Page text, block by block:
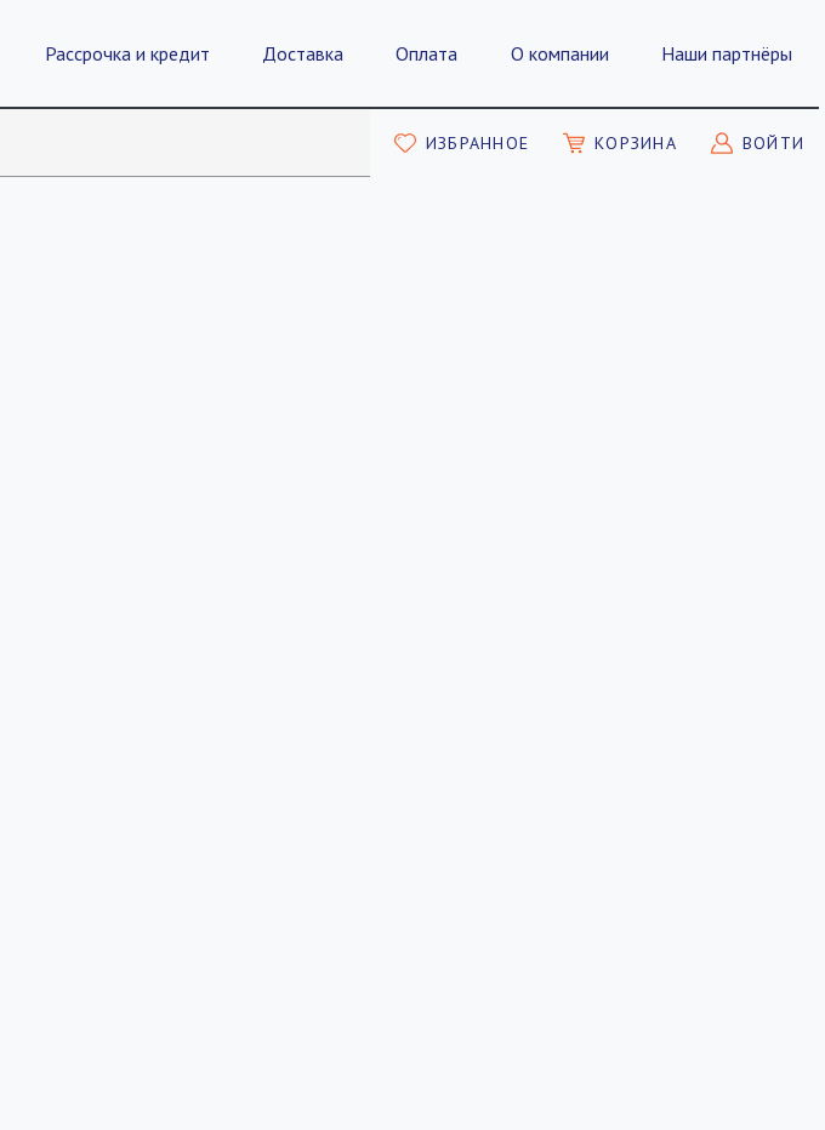
Рассрочка и кредит Доставка Оплата О компании Наши партнёры
ИЗБРАННОЕ КОРЗИНА ВОЙТИ